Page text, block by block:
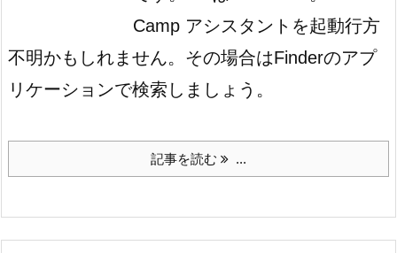
Camp アシスタントを起動行方
不明かもしれません。その場合はFinderのアプ
リケーションで検索しましょう。
記事を読む ...